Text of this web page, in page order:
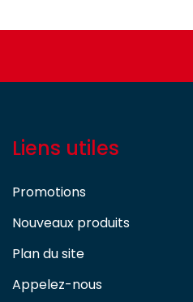
Liens utiles
Promotions
Nouveaux produits
Plan du site
Appelez-nous